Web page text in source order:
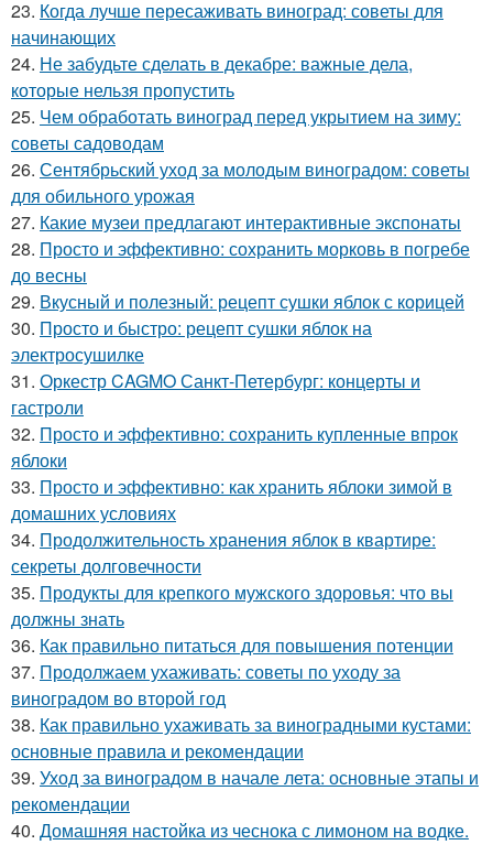
23. Когда лучше пересаживать виноград: советы для
начинающих
24. Не забудьте сделать в декабре: важные дела,
которые нельзя пропустить
25. Чем обработать виноград перед укрытием на зиму:
советы садоводам
26. Сентябрьский уход за молодым виноградом: советы
для обильного урожая
27. Какие музеи предлагают интерактивные экспонаты
28. Просто и эффективно: сохранить морковь в погребе
до весны
29. Вкусный и полезный: рецепт сушки яблок с корицей
30. Просто и быстро: рецепт сушки яблок на
электросушилке
31. Оркестр CAGMO Санкт-Петербург: концерты и
гастроли
32. Просто и эффективно: сохранить купленные впрок
яблоки
33. Просто и эффективно: как хранить яблоки зимой в
домашних условиях
34. Продолжительность хранения яблок в квартире:
секреты долговечности
35. Продукты для крепкого мужского здоровья: что вы
должны знать
36. Как правильно питаться для повышения потенции
37. Продолжаем ухаживать: советы по уходу за
виноградом во второй год
38. Как правильно ухаживать за виноградными кустами:
основные правила и рекомендации
39. Уход за виноградом в начале лета: основные этапы и
рекомендации
40. Домашняя настойка из чеснока с лимоном на водке.